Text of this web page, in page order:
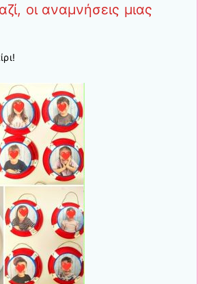
οι αναμνήσεις μιας